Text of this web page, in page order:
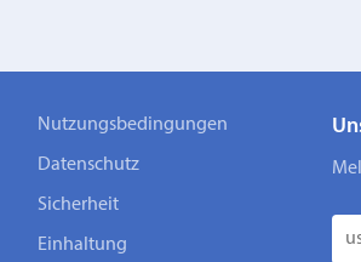
Nutzungsbedingungen
Datenschutz
Sicherheit
Einhaltung